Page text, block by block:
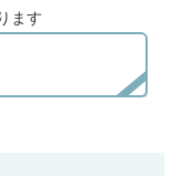
ます